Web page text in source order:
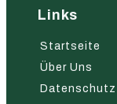
Links
Startseite
Über Uns
Datenschutz